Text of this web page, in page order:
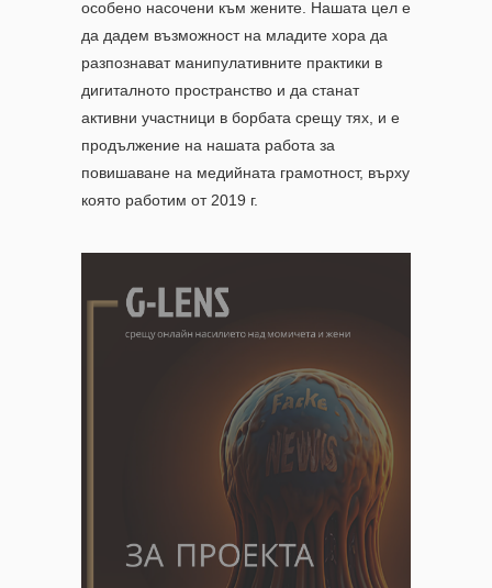
особено насочени към жените. Нашата цел е
да дадем възможност на младите хора да
разпознават манипулативните практики в
дигиталното пространство и да станат
активни участници в борбата срещу тях, и е
продължение на нашата работа за
повишаване на медийната грамотност, върху
която работим от 2019 г.